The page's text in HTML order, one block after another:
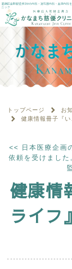
葛飾区金町駅徒歩3分の内科・消化器内科・血液内科
ニック
トップページ
お
健康情報冊子『
<<
日本医療企画
依頼を受けました
健康情
ライフ